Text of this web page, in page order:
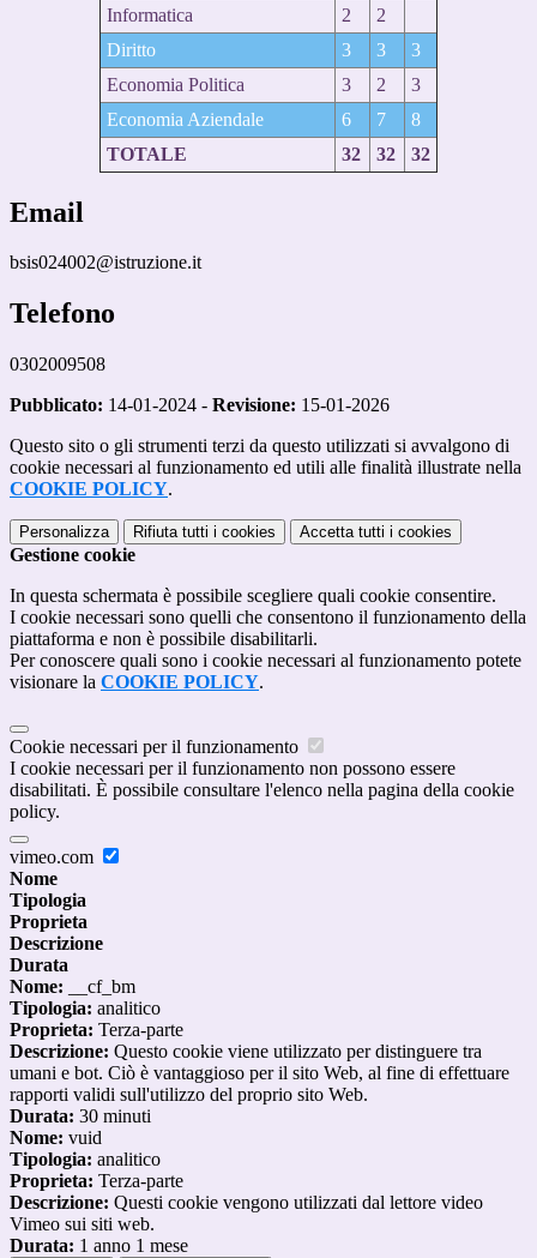
Informatica
2
2
Diritto
3 3
3
Economia Politica
3 2
3
Economia Aziendale
6 7
8
TOTALE
32 32 32
Email
bsis024002@istruzione.it
Telefono
0302009508
Pubblicato: 14-01-2024 - Revisione: 15-01-2026
Questo sito o gli strumenti terzi da questo utilizzati si avvalgono di
cookie necessari al funzionamento ed utili alle finalità illustrate nella
COOKIE POLICY.
Personalizza Rifiuta tutti i cookies Accetta tutti i cookies
Gestione cookie
In questa schermata è possibile scegliere quali cookie consentire.
I cookie necessari sono quelli che consentono il funzionamento della
piattaforma e non è possibile disabilitarli.
Per conoscere quali sono i cookie necessari al funzionamento potete
visionare la COOKIE POLICY.
Cookie necessari per il funzionamento
I cookie necessari per il funzionamento non possono essere
disabilitati. È possibile consultare l'elenco nella pagina della cookie
policy.
vimeo.com
Nome
Tipologia
Proprieta
Descrizione
Durata
Nome: __cf_bm
Tipologia: analitico
Proprieta: Terza-parte
Descrizione: Questo cookie viene utilizzato per distinguere tra
umani e bot. Ciò è vantaggioso per il sito Web, al fine di effettuare
rapporti validi sull'utilizzo del proprio sito Web.
Durata: 30 minuti
Nome: vuid
Tipologia: analitico
Proprieta: Terza-parte
Descrizione: Questi cookie vengono utilizzati dal lettore video
Vimeo sui siti web.
Durata: 1 anno 1 mese